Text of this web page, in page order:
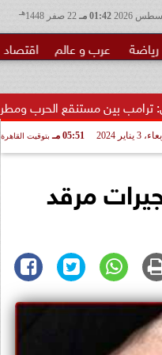
01:42 مـ هـ
رياضة عرب و عالم اقتصاد
الحرب ومطرقة الانتخابات
3 يناير 2024 05:51 مـ بتوقيت القاهرة
مرقد